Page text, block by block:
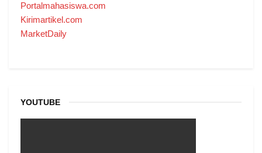
Portalmahasiswa.com
Kirimartikel.com
MarketDaily
YOUTUBE